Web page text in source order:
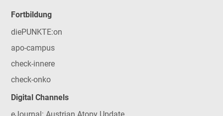
Fortbildung
diePUNKTE:on
apo-campus
check-innere
check-onko
Digital Channels